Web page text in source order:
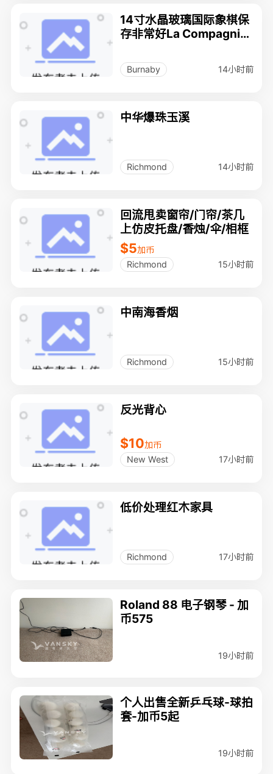
14寸水晶玻璃国际象棋保
存非常好La Compagnie
Burnaby 14小时前
中华爆珠玉溪
Richmond 14小时前
回流甩卖窗帘/门帘/茶几
上仿皮托盘/香烛/伞/相框
$5加币
Richmond
15小时前
中南海香烟
Richmond 15小时前
反光背心
$10加币
New West
17小时前
低价处理红木家具
Richmond 17小时前
Roland 88 电子钢琴 - 加
币575
19小时前
个人出售全新乒乓球-球拍
套-加币5起
19小时前